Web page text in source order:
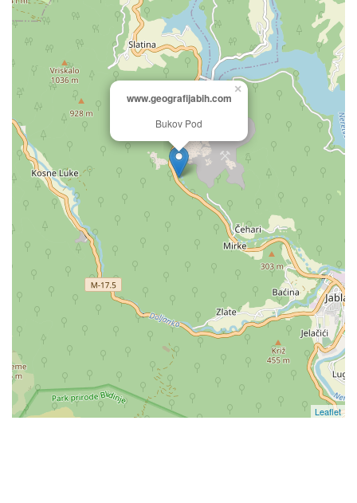
www.geografijabih.com
Bukov Pod
×
Leaflet